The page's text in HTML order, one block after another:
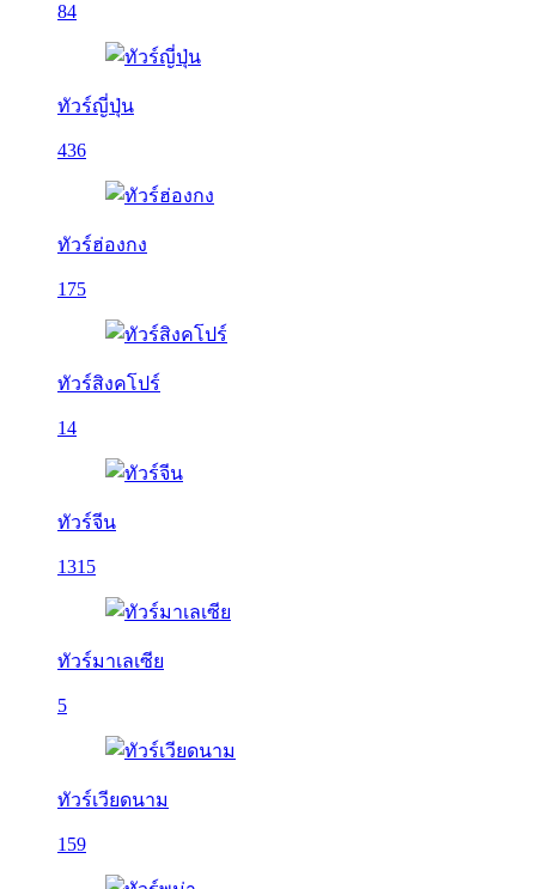
84
ทัวร์ญี่ปุ่น
436
ทัวร์ฮ่องกง
175
ทัวร์สิงคโปร์
14
ทัวร์จีน
1315
ทัวร์มาเลเซีย
5
ทัวร์เวียดนาม
159